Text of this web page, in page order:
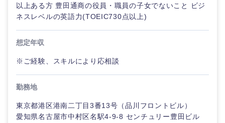
以上ある方 豊田通商の役員・職員の子女でないこと ビジ
ネスレベルの英語力(TOEIC730点以上)
想定年収
※ご経験、スキルにより応相談
勤務地
東京都港区港南二丁目3番13号（品川フロントビル）
愛知県名古屋市中村区名駅4-9-8 センチュリー豊田ビル